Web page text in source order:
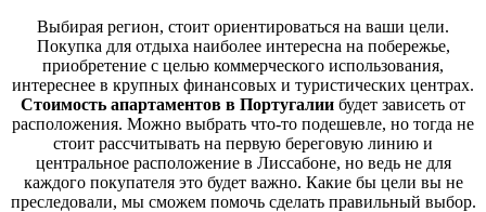
Выбирая регион, стоит ориентироваться на ваши цели.
Покупка для отдыха наиболее интересна на побережье,
приобретение с целью коммерческого использования,
интереснее в крупных финансовых и туристических центрах.
Стоимость апартаментов в Португалии будет зависеть от
расположения. Можно выбрать что-то подешевле, но тогда не
стоит рассчитывать на первую береговую линию и
центральное расположение в Лиссабоне, но ведь не для
каждого покупателя это будет важно. Какие бы цели вы не
преследовали, мы сможем помочь сделать правильный выбор.